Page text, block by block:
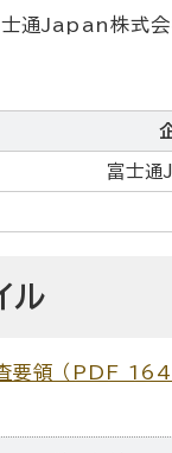
士通Japan株式
富士
ル
要領 （PDF